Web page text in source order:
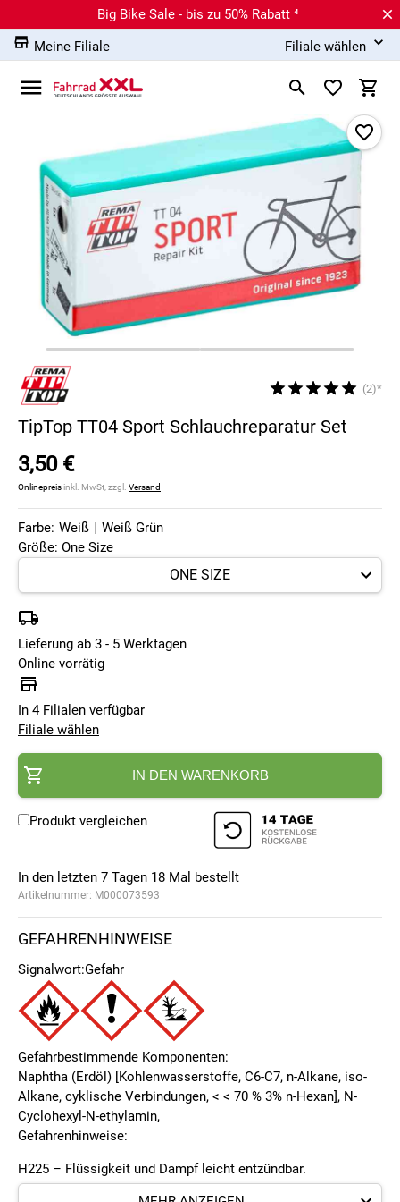
Big Bike Sale - bis zu 50% Rabatt ⁴
Meine Filiale
Filiale wählen
(2)*
TipTop TT04 Sport Schlauchreparatur Set
3,50 €
Onlinepreisinkl. MwSt, zzgl. Versand
Farbe: Weiß | Weiß Grün
Größe: One Size
Lieferung ab 3 - 5 Werktagen
Online vorrätig
In 4 Filialen verfügbar
Filiale wählen
IN DEN WARENKORB
Produkt vergleichen
In den letzten 7 Tagen 18 Mal bestellt
Artikelnummer: M000073593
GEFAHRENHINWEISE
Signalwort:Gefahr
Gefahrbestimmende Komponenten:
Naphtha (Erdöl) [Kohlenwasserstoffe, C6-C7, n-Alkane, iso-
Alkane, cyklische Verbindungen, < < 70 % 3% n-Hexan], N-
Cyclohexyl-N-ethylamin,
Gefahrenhinweise:
H225 – Flüssigkeit und Dampf leicht entzündbar.